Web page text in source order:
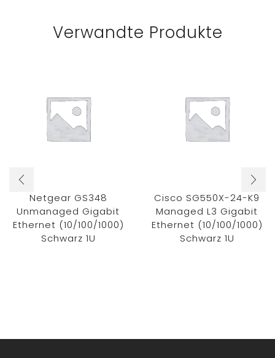
Verwandte Produkte
Netgear GS348
Unmanaged Gigabit
Ethernet (10/100/1000)
Schwarz 1U
Cisco SG550X-24-K9
Managed L3 Gigabit
Ethernet (10/100/1000)
Schwarz 1U